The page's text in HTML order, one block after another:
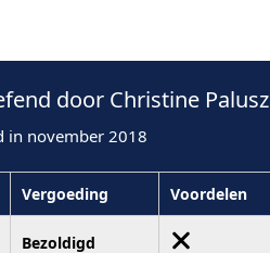
door Christine
in november 2018
Vergoeding Voordelen
Bezoldigd